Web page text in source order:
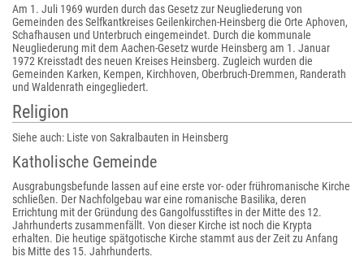
Am 1. Juli 1969 wurden durch das Gesetz zur Neugliederung von
Gemeinden des Selfkantkreises Geilenkirchen-Heinsberg die Orte Aphoven,
Schafhausen und Unterbruch eingemeindet. Durch die kommunale
Neugliederung mit dem Aachen-Gesetz wurde Heinsberg am 1. Januar
1972 Kreisstadt des neuen Kreises Heinsberg. Zugleich wurden die
Gemeinden Karken, Kempen, Kirchhoven, Oberbruch-Dremmen, Randerath
und Waldenrath eingegliedert.
Religion
Siehe auch: Liste von Sakralbauten in Heinsberg
Katholische Gemeinde
Ausgrabungsbefunde lassen auf eine erste vor- oder frühromanische Kirche
schließen. Der Nachfolgebau war eine romanische Basilika, deren
Errichtung mit der Gründung des Gangolfusstiftes in der Mitte des 12.
Jahrhunderts zusammenfällt. Von dieser Kirche ist noch die Krypta
erhalten. Die heutige spätgotische Kirche stammt aus der Zeit zu Anfang
bis Mitte des 15. Jahrhunderts.